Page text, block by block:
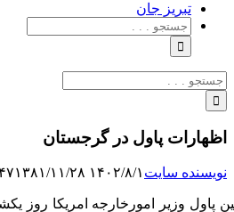
تبریزِ جان
جستجو
برای:
جستجو
برای:
اظهارات پاول در گرجستان
نویسنده سایت ۱۴۰۲/۸/۱ ۱۸:۵۹:۴۷ ۱۳۸۱/۱۱/۲۸